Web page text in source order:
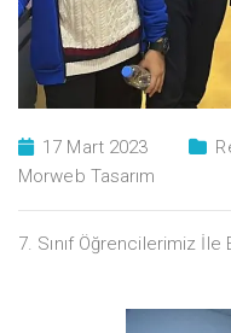
17 Mart 2023
Morweb Tasarım
7. Sınıf Öğrencilerimiz